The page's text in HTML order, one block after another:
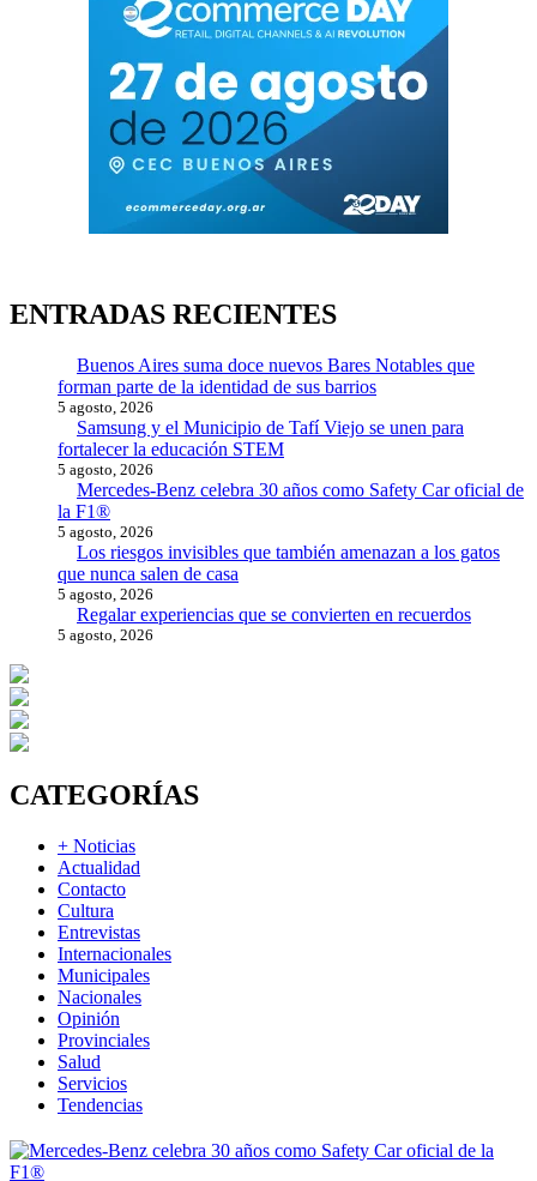
ENTRADAS RECIENTES
Buenos Aires suma doce nuevos Bares Notables que
forman parte de la identidad de sus barrios
5 agosto, 2026
Samsung y el Municipio de Tafí Viejo se unen para
fortalecer la educación STEM
5 agosto, 2026
Mercedes-Benz celebra 30 años como Safety Car oficial de
la F1®
5 agosto, 2026
Los riesgos invisibles que también amenazan a los gatos
que nunca salen de casa
5 agosto, 2026
Regalar experiencias que se convierten en recuerdos
5 agosto, 2026
CATEGORÍAS
+ Noticias
Actualidad
Contacto
Cultura
Entrevistas
Internacionales
Municipales
Nacionales
Opinión
Provinciales
Salud
Servicios
Tendencias